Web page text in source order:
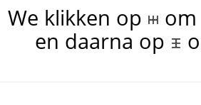
We klikken op
en daarna op